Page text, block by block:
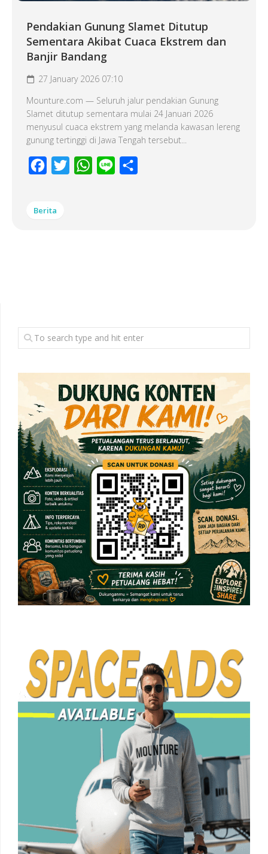
Pendakian Gunung Slamet Ditutup
Sementara Akibat Cuaca Ekstrem dan
Banjir Bandang
27 January 2026 07:10
Mounture.com — Seluruh jalur pendakian Gunung
Slamet ditutup sementara mulai 24 Januari 2026
menyusul cuaca ekstrem yang melanda kawasan lereng
gunung tertinggi di Jawa Tengah tersebut...
Facebook
Twitter WhatsApp
Line
Berita